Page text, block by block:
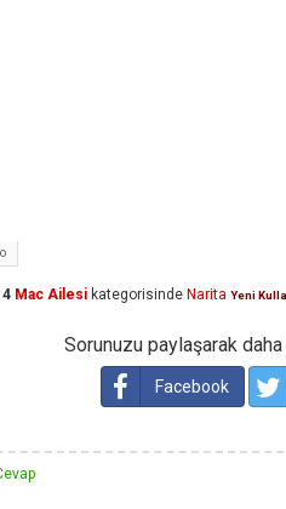
Mac Ailesi kategorisinde Narita Yeni
Sorunuzu paylaşarak daha
Facebook